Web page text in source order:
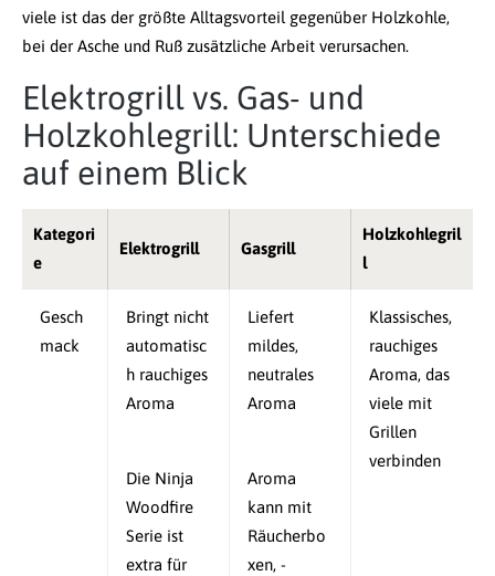
viele ist das der größte Alltagsvorteil gegenüber Holzkohle,
bei der Asche und Ruß zusätzliche Arbeit verursachen.
Elektrogrill vs. Gas- und
Holzkohlegrill: Unterschiede
auf einem Blick
Kategori
e
Elektrogrill Gasgrill
Holzkohlegril
l
Gesch
mack
Bringt nicht
automatisc
h rauchiges
Aroma
Die Ninja
Woodfire
Serie ist
extra für
Liefert
mildes,
neutrales
Aroma
Aroma
kann mit
Räucherbo
xen, -
Klassisches,
rauchiges
Aroma, das
viele mit
Grillen
verbinden